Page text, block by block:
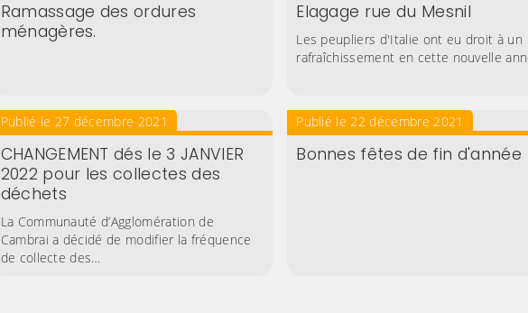
Ramassage des ordures
ménagères.
Elagage rue du Mesnil
Les peupliers d'Italie ont eu droit à un
rafraîchissement en cette nouvelle
Publié le 27 décembre 2021
CHANGEMENT dés le 3 JANVIER
2022 pour les collectes des
déchets
La Communauté d’Agglomération de
Cambrai a décidé de modifier la fréquence
de collecte des…
Publié le 22 décembre 2021
Bonnes fêtes de fin d'année